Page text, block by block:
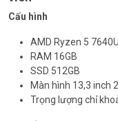
Cấu hình
AMD Ryzen 5 7640U
RAM 16GB
SSD 512GB
Màn hình 13,3 inch
Trọng lượng chỉ